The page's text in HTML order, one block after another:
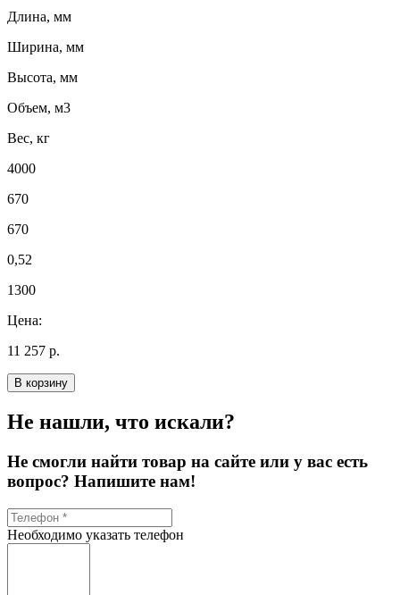
Длина, мм
Ширина, мм
Высота, мм
Объем, м3
Вес, кг
4000
670
670
0,52
1300
Цена:
11 257 р.
В корзину
Не нашли, что искали?
Не смогли найти товар на сайте или у вас есть
вопрос? Напишите нам!
Необходимо указать телефон